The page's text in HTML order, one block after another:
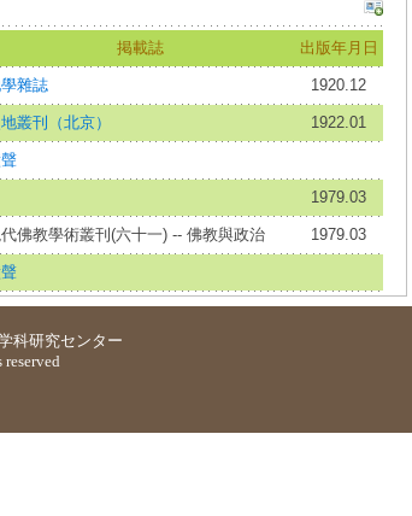
掲載誌 出版年月日
雜誌 1920.12
叢刊（北京） 1922.01
1979.03
佛教學術叢刊(六十一) -- 佛教與政治 1979.03
科研究センター